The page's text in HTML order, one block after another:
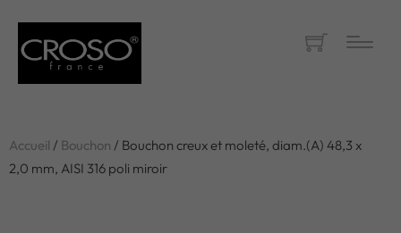
Accueil / Bouchon / Bouchon creux et moleté, diam.(A) 48,3 x
2,0 mm, AISI 316 poli miroir